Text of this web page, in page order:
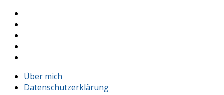
Über mich
Datenschutzerklärung